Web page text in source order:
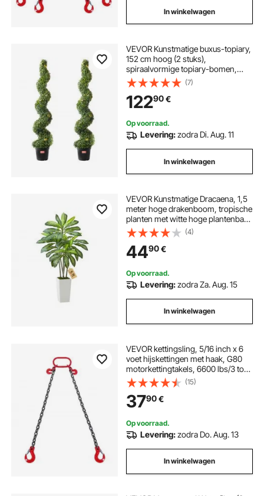
In winkelwagen
VEVOR Kunstmatige buxus-topiary,
152 cm hoog (2 stuks),
spiraalvormige topiary-bomen,
kunstplant met extra bladeren, pot
en kleine decoratie, UV-
beschermde groenset voor binnen-
en buitenhuisdecoratie
(7)
12290€
Op voorraad.
Levering:zodra Di. Aug. 11
In winkelwagen
VEVOR Kunstmatige Dracaena, 1,5
meter hoge drakenboom, tropische
planten met witte hoge plantenbak,
kunstzijden plant in pot, grote
bomen voor veranda's,
woonkamers, patio's, huizen en
kantoren
(4)
4490€
Op voorraad.
Levering:zodra Za. Aug. 15
In winkelwagen
VEVOR kettingsling, 5/16 inch x 6
voet hijskettingen met haak, G80
motorkettingtakels, 6600 lbs/3 ton
hijskettingen voor motortakels,
motorhijsketting met 2-poots
grijphaken en afstellers
(15)
3790€
Op voorraad.
Levering:zodra Do. Aug. 13
In winkelwagen